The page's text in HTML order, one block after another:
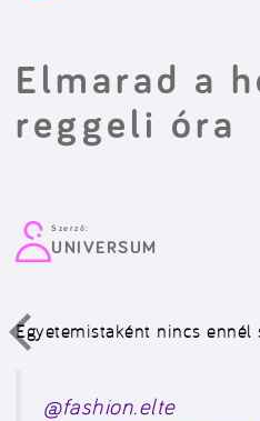
Elmarad a
reggeli óra
Szerző:
UNIVERSUM
Egyetemistaként nincs ennél
@fashion.elte